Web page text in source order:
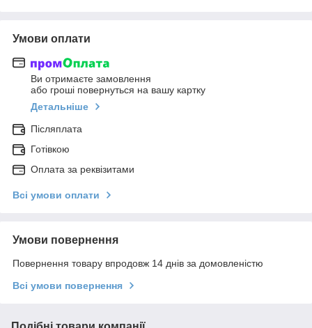
Умови оплати
Ви отримаєте замовлення
або гроші повернуться на вашу картку
Детальніше
Післяплата
Готівкою
Оплата за реквізитами
Всі умови оплати
Умови повернення
Повернення товару впродовж 14 днів за домовленістю
Всі умови повернення